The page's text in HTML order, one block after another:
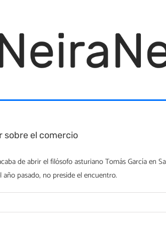
sobre el comercio
de abrir el filósofo asturiano Tomás García en
pasado, no preside el encuentro.